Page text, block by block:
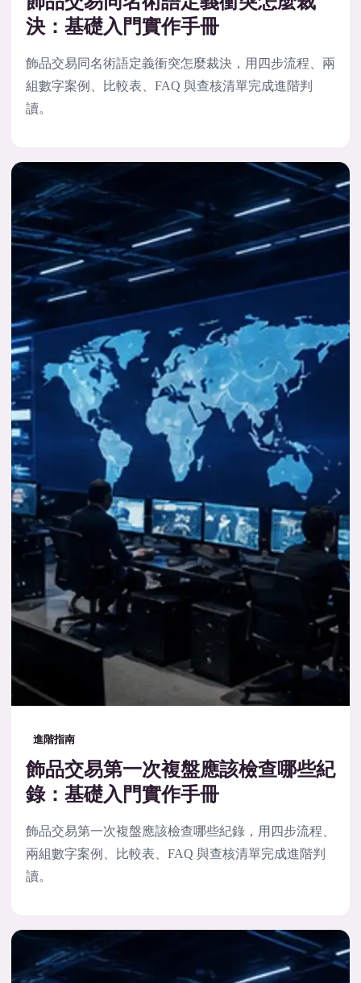
決：基礎入門實作手冊
飾品交易同名術語定義衝突怎麼裁決，用四步流程、兩
組數字案例、比較表、FAQ 與查核清單完成進階判
讀。
進階指南
飾品交易第一次複盤應該檢查哪些紀
錄：基礎入門實作手冊
飾品交易第一次複盤應該檢查哪些紀錄，用四步流程、
兩組數字案例、比較表、FAQ 與查核清單完成進階判
讀。